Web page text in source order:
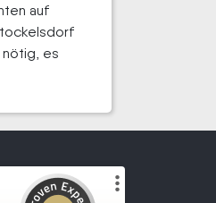
auf
nötig, es